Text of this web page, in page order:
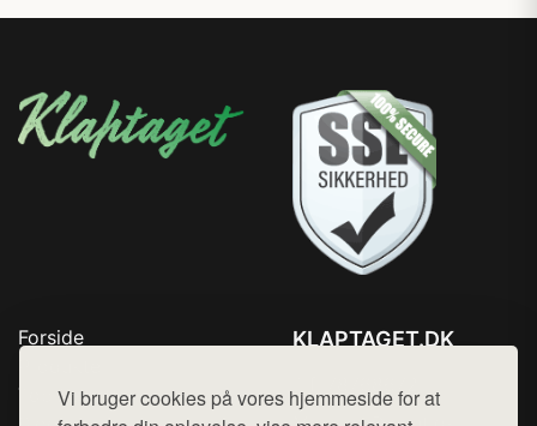
Vi bruger cookies på vores hjemmeside for at
Forside
Top Rabatter
KLAPTAGET.DK